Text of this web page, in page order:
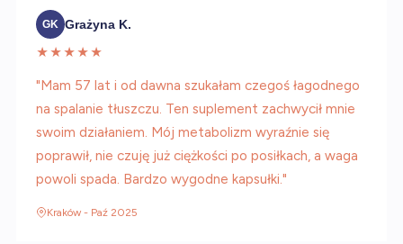
GK Grażyna K.
★★★★★
"Mam 57 lat i od dawna szukałam czegoś łagodnego
na spalanie tłuszczu. Ten suplement zachwycił mnie
swoim działaniem. Mój metabolizm wyraźnie się
poprawił, nie czuję już ciężkości po posiłkach, a waga
powoli spada. Bardzo wygodne kapsułki."
Kraków - Paź 2025